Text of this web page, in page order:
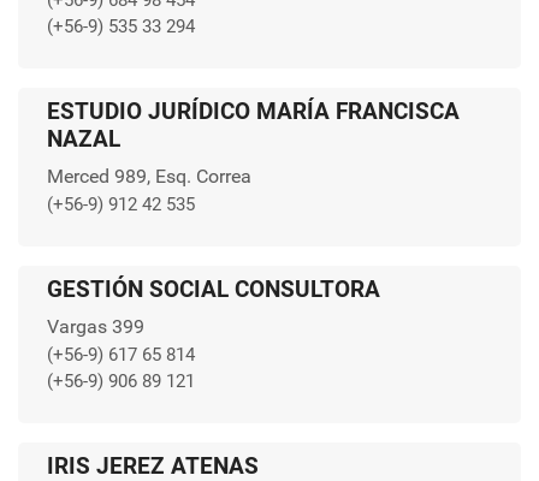
(+56-9) 535 33 294
ESTUDIO JURÍDICO MARÍA FRANCISCA
NAZAL
Merced 989, Esq. Correa
(+56-9) 912 42 535
GESTIÓN SOCIAL CONSULTORA
Vargas 399
(+56-9) 617 65 814
(+56-9) 906 89 121
IRIS JEREZ ATENAS